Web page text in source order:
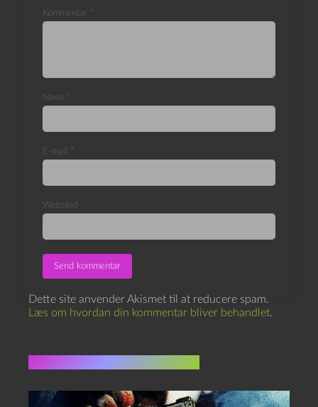
Kommentar *
Navn *
E-mail *
Websted
Dette site anvender Akismet til at reducere spam.
Læs om hvordan din kommentar bliver behandlet.